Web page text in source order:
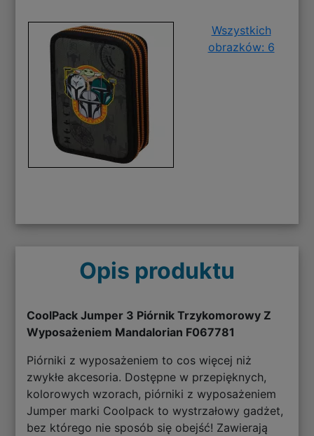
Wszystkich
obrazków: 6
Opis produktu
CoolPack Jumper 3 Piórnik Trzykomorowy Z
Wyposażeniem Mandalorian F067781
Piórniki z wyposażeniem to cos więcej niż
zwykłe akcesoria. Dostępne w przepięknych,
kolorowych wzorach, piórniki z wyposażeniem
Jumper marki Coolpack to wystrzałowy gadżet,
bez którego nie sposób się obejść! Zawierają